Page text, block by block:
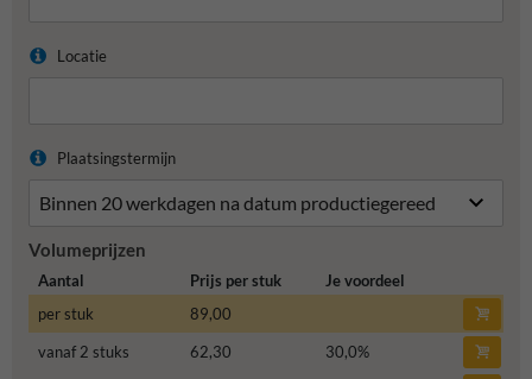
Locatie
Plaatsingstermijn
Volumeprijzen
Aantal Prijs per stuk
Je voordeel
per stuk
89,00
vanaf 2 stuks
62,30 30,0%